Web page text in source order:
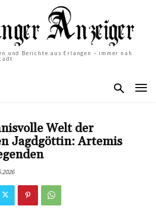
und Berichte aus Erlangen – immer nah
Welt der
Jagdgöttin: Artemis